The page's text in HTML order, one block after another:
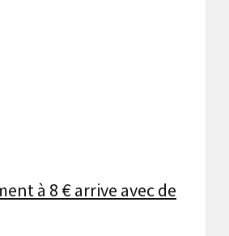
à 8 € arrive avec de